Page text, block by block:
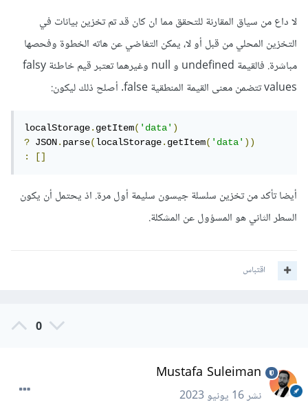
لا داع من سياق المقارنة للتحقق مما ان كان قد تم تخزين بيانات في
التخزين المحلي من قبل أو لا، يمكن التغاضي عن هاته الخطوة وفحصها
مباشرة. فالقيمة undefined و null وغيرهما تعتبر قيم خاطئة falsy
values تتضمن معنى القيمة المنطقية false. أصلح ذلك ليكون:
localStorage.getItem('data')
? JSON.parse(localStorage.getItem('data'))
:
[]
أيضا تأكد من تخزين سلسلة جيسون سليمة أول مرة. اذ يحتمل أن يكون
السطر الثاني هو المسؤول عن المشكلة.
اقتباس
0
Mustafa Suleiman
نشر16 يونيو 2023